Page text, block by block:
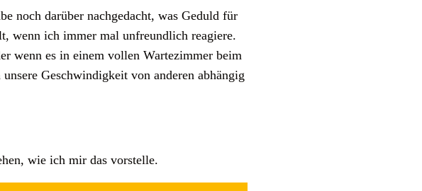
noch darüber nachgedacht, was Geduld für
wenn ich immer mal unfreundlich reagiere.
wenn es in einem vollen Wartezimmer beim
Geschwindigkeit von anderen abhängig
wie ich mir das vorstelle.